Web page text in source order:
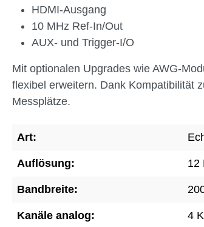
HDMI-Ausgang
10 MHz Ref-In/Out
AUX- und Trigger-I/O
Mit optionalen Upgrades wie AWG-
flexibel erweitern. Dank Kompatibilität
Messplätze.
Art:
Auflösung: 12
Bandbreite:
Kanäle analog: 4